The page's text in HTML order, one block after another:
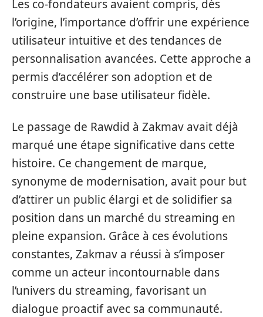
Les co-fondateurs avaient compris, dès
l’origine, l’importance d’offrir une expérience
utilisateur intuitive et des tendances de
personnalisation avancées. Cette approche a
permis d’accélérer son adoption et de
construire une base utilisateur fidèle.
Le passage de Rawdid à Zakmav avait déjà
marqué une étape significative dans cette
histoire. Ce changement de marque,
synonyme de modernisation, avait pour but
d’attirer un public élargi et de solidifier sa
position dans un marché du streaming en
pleine expansion. Grâce à ces évolutions
constantes, Zakmav a réussi à s’imposer
comme un acteur incontournable dans
l’univers du streaming, favorisant un
dialogue proactif avec sa communauté.